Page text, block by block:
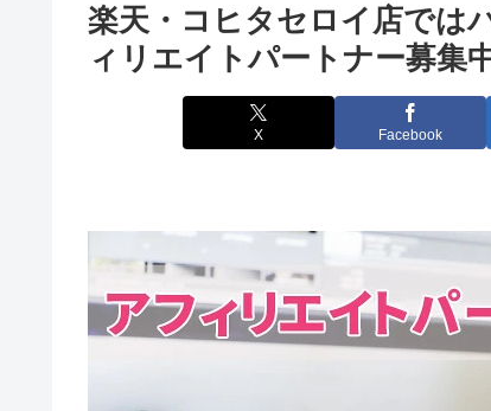
楽天・コヒタセロイ店では
ィリエイトパートナー募集
X Facebook